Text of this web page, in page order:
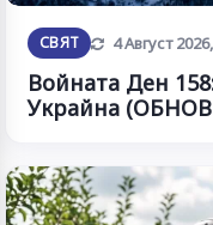
СВЯТ Обновена
4 Август
Войната Ден
Украйна